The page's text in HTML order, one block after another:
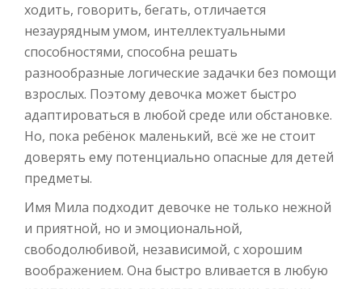
ходить, говорить, бегать, отличается
незаурядным умом, интеллектуальными
способностями, способна решать
разнообразные логические задачки без помощи
взрослых. Поэтому девочка может быстро
адаптироваться в любой среде или обстановке.
Но, пока ребёнок маленький, всё же не стоит
доверять ему потенциально опасные для детей
предметы.
Имя Мила подходит девочке не только нежной
и приятной, но и эмоциональной,
свободолюбивой, независимой, с хорошим
воображением. Она быстро вливается в любую